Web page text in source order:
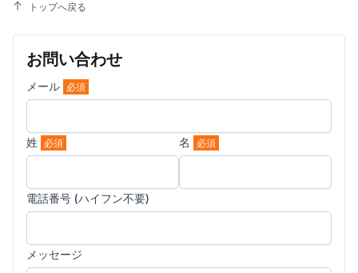
トップへ戻る
お問い合わせ
メール 必須
姓 必須 名 必須
電話番号 (ハイフン不要)
メッセージ